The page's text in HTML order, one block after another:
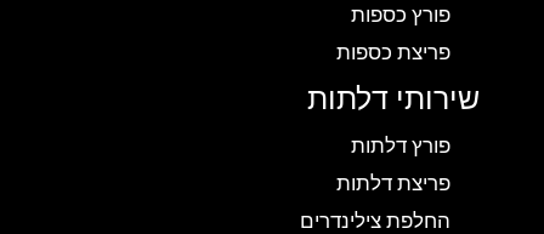
פורץ כספות
פריצת כספות
שירותי דלתות
פורץ דלתות
פריצת דלתות
החלפת צילינדרים